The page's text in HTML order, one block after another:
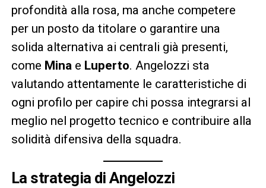
profondità alla rosa, ma anche competere
per un posto da titolare o garantire una
solida alternativa ai centrali già presenti,
come Mina e Luperto. Angelozzi sta
valutando attentamente le caratteristiche di
ogni profilo per capire chi possa integrarsi al
meglio nel progetto tecnico e contribuire alla
solidità difensiva della squadra.
La strategia di Angelozzi